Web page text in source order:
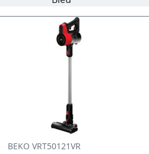
BEKO VRT50121VR